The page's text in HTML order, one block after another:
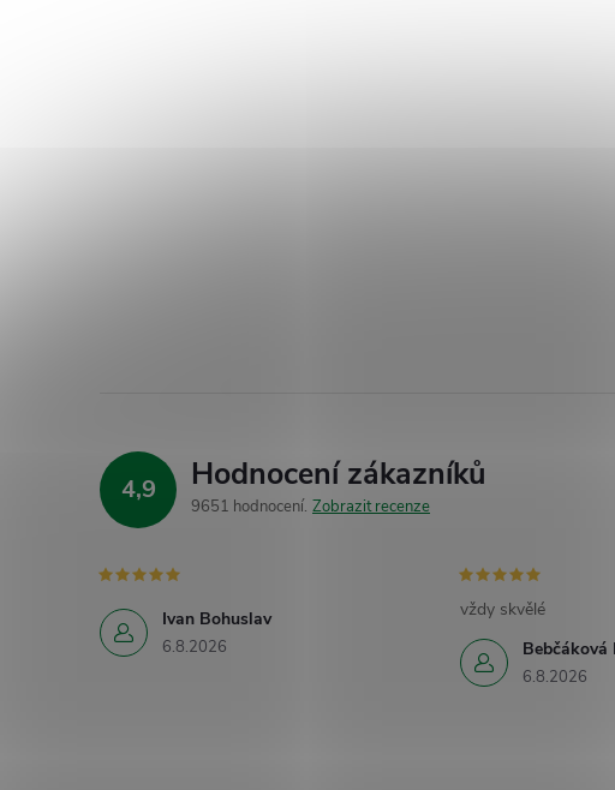
4,9 Hodnocení zákazníků
9651 hodnocení Zobrazit recenze
Ivan Bohuslav
6.8.2026 Bebčáková
6.8.2026
vždy skvělé